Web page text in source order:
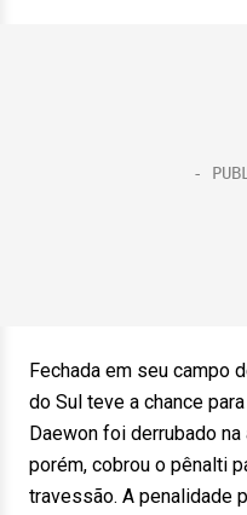
Fechada em seu campo
do Sul teve a chance
Daewon foi derrubado na
porém, cobrou o pênalti
travessão. A penalidade